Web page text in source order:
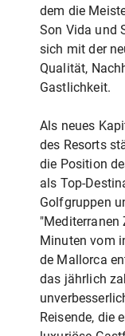
dem die
Son Vida und
sich mit der
Qualität,
Gastlichkeit.
Als neues
des Resorts
die Position
als Top-
Golfgruppen
"Mediterranen
Minuten vom
de Mallorca
das jährlich
Reisende, die